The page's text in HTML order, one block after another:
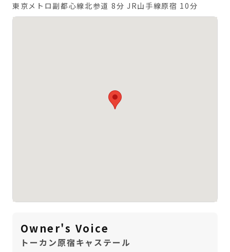
東京メトロ副都心線北参道 8分 JR山手線原宿 10分
Owner's Voice
トーカン原宿キャステール